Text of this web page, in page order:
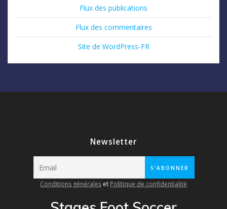
Flux des publications
Flux des commentaires
Site de WordPress-FR
Newsletter
Conditions générales et Politique de confidentialité